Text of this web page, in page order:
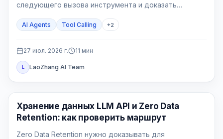
следующего вызова инструмента и доказать
AI Agents Tool Calling +2
27 июл. 2026 г. 11 мин
L LaoZhang AI Team
Руководства по API
Хранение данных LLM API и Zero Data
Retention: как проверить маршрут
Zero Data Retention нужно доказывать для